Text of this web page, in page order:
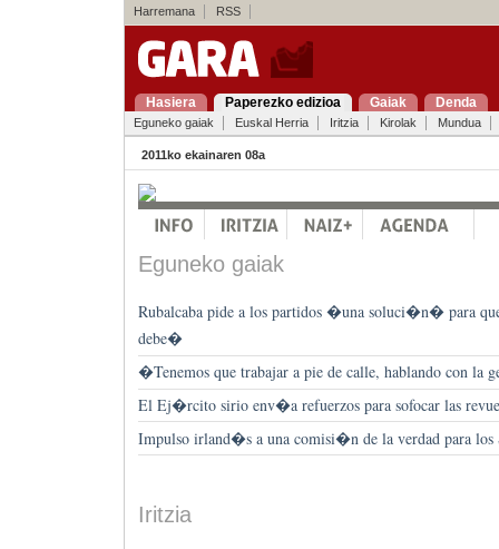
Harremana RSS
Hasiera Paperezko edizioa Gaiak Denda
Eguneko gaiak Euskal Herria Iritzia Kirolak Mundua
2011ko ekainaren 08a
Eguneko gaiak
Rubalcaba pide a los partidos �una soluci�n� para
debe�
�Tenemos que trabajar a pie de calle, hablando con la
El Ej�rcito sirio env�a refuerzos para sofocar las
Impulso irland�s a una comisi�n de la verdad para los
Iritzia